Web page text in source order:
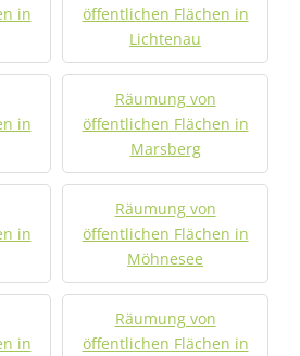
in
öffentlichen Flächen in
Lichtenau
in
Räumung von
öffentlichen Flächen in
Marsberg
in
Räumung von
öffentlichen Flächen in
Möhnesee
in
Räumung von
öffentlichen Flächen in